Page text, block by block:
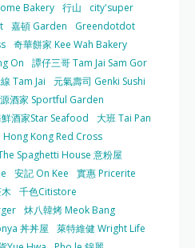
Bakery 行山
city'super
嘉頓 Garden
Greendotdot
奇華餅家 Kee Wah Bakery
On
譚仔三哥 Tam Jai Sam Gor
Tam Jai
元氣壽司 Genki Sushi
酒家 Sportful Garden
酒家Star Seafood
大班 Tai Pan
Hong Kong Red Cross
Spaghetti House 意粉屋
安記 On Kee
實惠 Pricerite
千色Citistore
炑八韓烤 Meok Bang
丼丼屋
萊特維健 Wright Life